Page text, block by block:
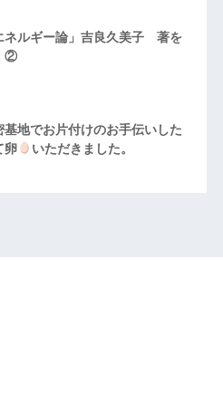
ネルギー論」吉良久美子 著を
②
基地でお片付けのお手伝いした
卵
いただきました。